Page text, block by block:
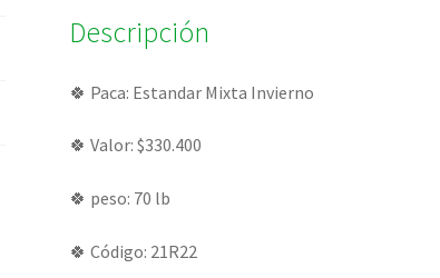
Descripción
🍀 Paca: Estandar Mixta Invierno
🍀 Valor: $330.400
🍀 peso: 70 lb
🍀 Código: 21R22